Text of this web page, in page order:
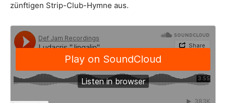
zünftigen Strip-Club-Hymne aus.